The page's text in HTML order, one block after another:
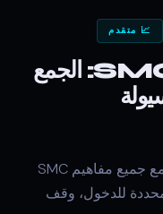
📈 متقدم
نموذج الدخول الكامل لـ SMC: الجمع
تعلم نموذج الدخول المؤسسي الذي يجمع جميع مفاهيم SMC
للدخول، وقف